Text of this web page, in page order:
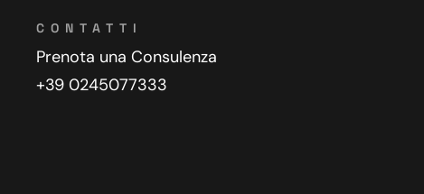
CONTATTI
Prenota una Consulenza
+39 0245077333